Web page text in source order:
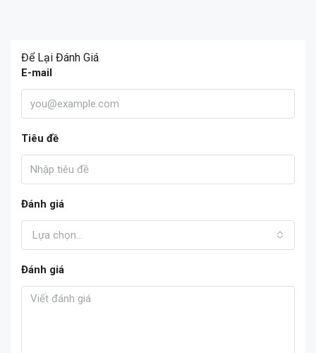
Để Lại Đánh Giá
E-mail
Tiêu đề
Đánh giá
Lựa chọn...
Đánh giá